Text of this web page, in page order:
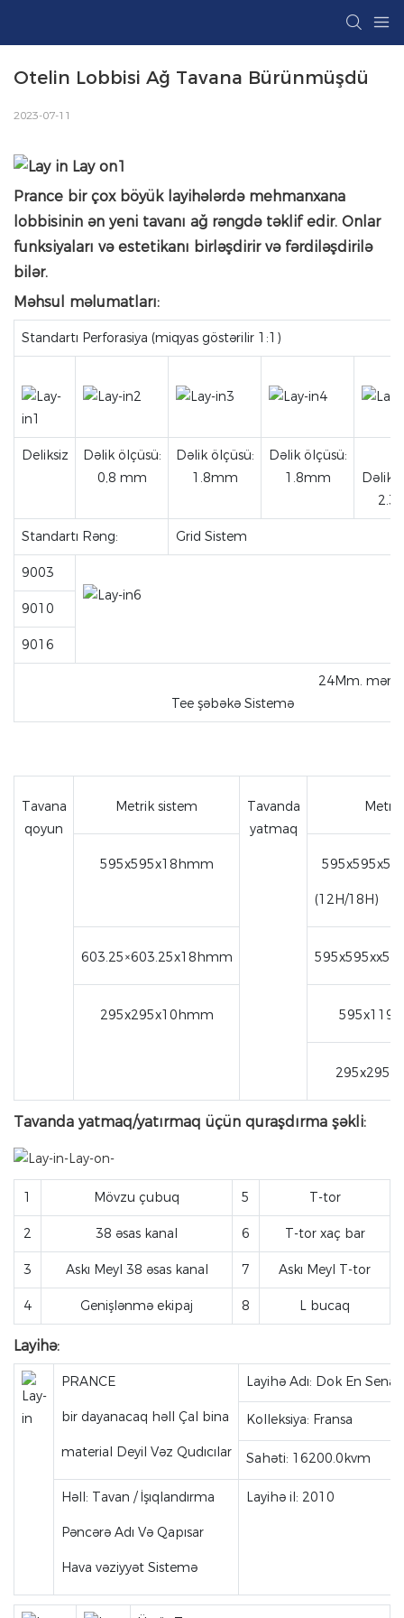
Otelin Lobbisi Ağ Tavana Bürünmüşdü
2023-07-11
Prance bir çox böyük layihələrdə mehmanxana
lobbisinin ən yeni tavanı ağ rəngdə təklif edir. Onlar
funksiyaları və estetikanı birləşdirir və fərdiləşdirilə
bilər.
Məhsul məlumatları:
Standartı Perforasiya (miqyas göstərilir 1:1)
Deliksiz
Dəlik ölçüsü:
0,8 mm
Dəlik ölçüsü:
1.8mm
Dəlik ölçüsü:
1.8mm
Dəlik
Standartı Rəng: Grid Sistem
9003
9010
9016
24Mm.
Tee şəbəkə Sistemə
Tavana
qoyun
Metrik sistem
Tavanda
yatmaq
595x595x18hmm
(12H/18H)
603.25×603.25x18hmm
295x295x10hmm
Tavanda yatmaq/yatırmaq üçün quraşdırma şəkli:
1 Mövzu çubuq 5 T-tor
2 38 əsas kanal 6 T-tor xaç bar
3 Askı Meyl 38 əsas kanal 7 Askı Meyl T-tor
4 Genişlənmə ekipaj 8 L bucaq
Layihə:
PRANCE
bir dayanacaq həll Çal bina
material Deyil Vəz Qudıcılar
Layihə Adı: Dok En Sena
Kolleksiya: Fransa
Sahəti: 16200.0kvm
Həll: Tavan / İşıqlandırma
Pəncərə Adı Və Qapısar
Hava vəziyyət Sistemə
Layihə il: 2010